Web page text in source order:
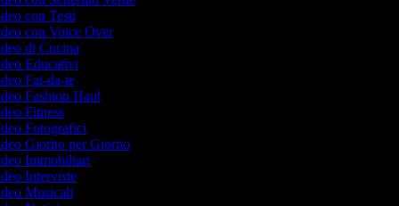
con Testi
con Voice Over
di Cucina
Educativi
Fai-da-te
Fashion Haul
Fitness
Fotografici
Giorno per Giorno
Immobiliari
Interviste
Musicali